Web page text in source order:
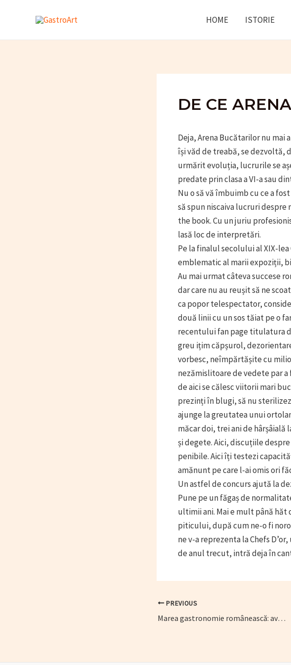
HOME ISTORIE
DE CE
Deja, Arena Bucătarilor nu mai
își văd de treabă, se dezvoltă,
urmărit evoluția, lucrurile se
predate prin clasa a VI-a sau
Nu o să vă îmbuimb cu ce a
să spun niscaiva lucruri
the book. Cu un juriu
lasă loc de interpretări.
Pe la finalul secolului al XIX-
emblematic al marii expoziții,
Au mai urmat câteva succese
dar care nu au reușit să ne
ca popor telespectator,
două linii cu un sos tăiat pe o
recentului fan page titulatura
greu ițim căpșurol,
vorbesc, neîmpărtășite cu
nezămislitoare de vedete par a
de aici se călesc viitorii mari
prezinți în blugi, să nu
ajunge la greutatea unui
măcar doi, trei ani de
și degete. Aici, discuțiile
penibile. Aici îți testezi
amănunt pe care l-ai omis ori
Un astfel de concurs ajută la
Pune pe un făgaș de
ultimii ani. Mai e mult până
piticului, după cum ne-o fi
ne v-a reprezenta la Chefs
de anul trecut, intră deja în
Post
navigation
PREVIOUS
Marea gastronomie românească: aveam, puteam, știam – dar nu am vrut (II)